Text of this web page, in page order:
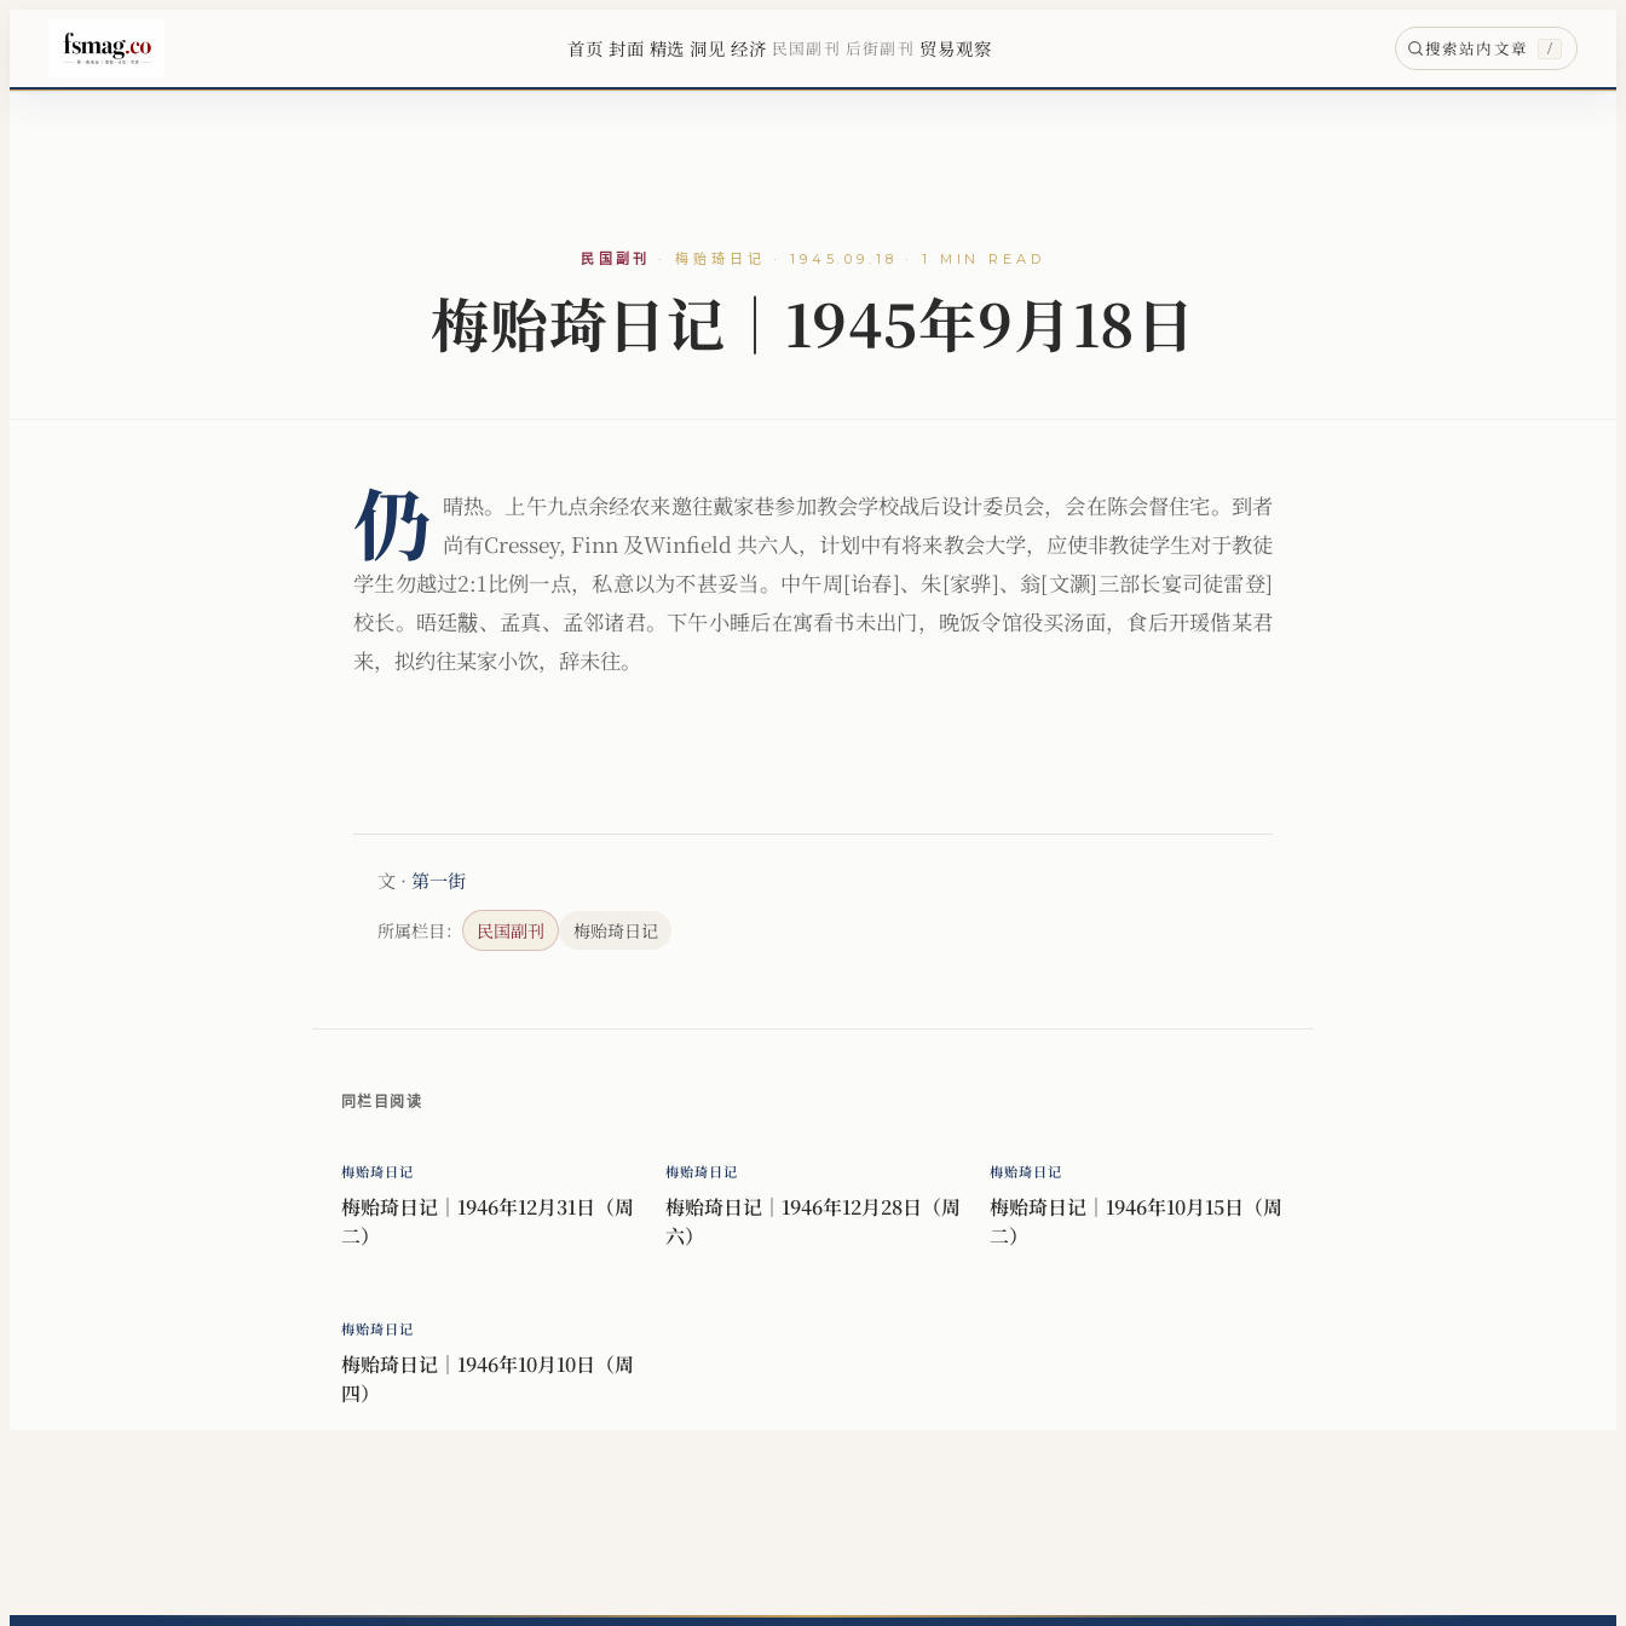
首页 封面 精选 洞见 经济 民国副刊 后街副刊 贸易观察 搜索站内文章 /
民国副刊 ·梅贻琦日记 · 1945.09.18 · 1 MIN READ
梅贻琦日记｜1945年9月18日
仍 晴热。上午九点余经农来邀往戴家巷参加教会学校战后设计委员会，会在陈会督住宅。到者
尚有Cressey, Finn 及Winfield 共六人，计划中有将来教会大学，应使非教徒学生对于教徒
学生勿越过2:1比例一点，私意以为不甚妥当。中午周[诒春]、朱[家骅]、翁[文灏]三部长宴司徒雷登]
校长。晤廷黻、孟真、孟邻诸君。下午小睡后在寓看书未出门，晚饭令馆役买汤面，食后开瑗偕某君
来，拟约往某家小饮，辞未往。
文 · 第一街
所属栏目： 民国副刊 梅贻琦日记
同栏目阅读
梅贻琦日记
梅贻琦日记｜1946年12月31日（周
二）
梅贻琦日记
梅贻琦日记｜1946年12月28日（周
六）
梅贻琦日记
梅贻琦日记｜1946年10月15日（周
二）
梅贻琦日记
梅贻琦日记｜1946年10月10日（周
四）